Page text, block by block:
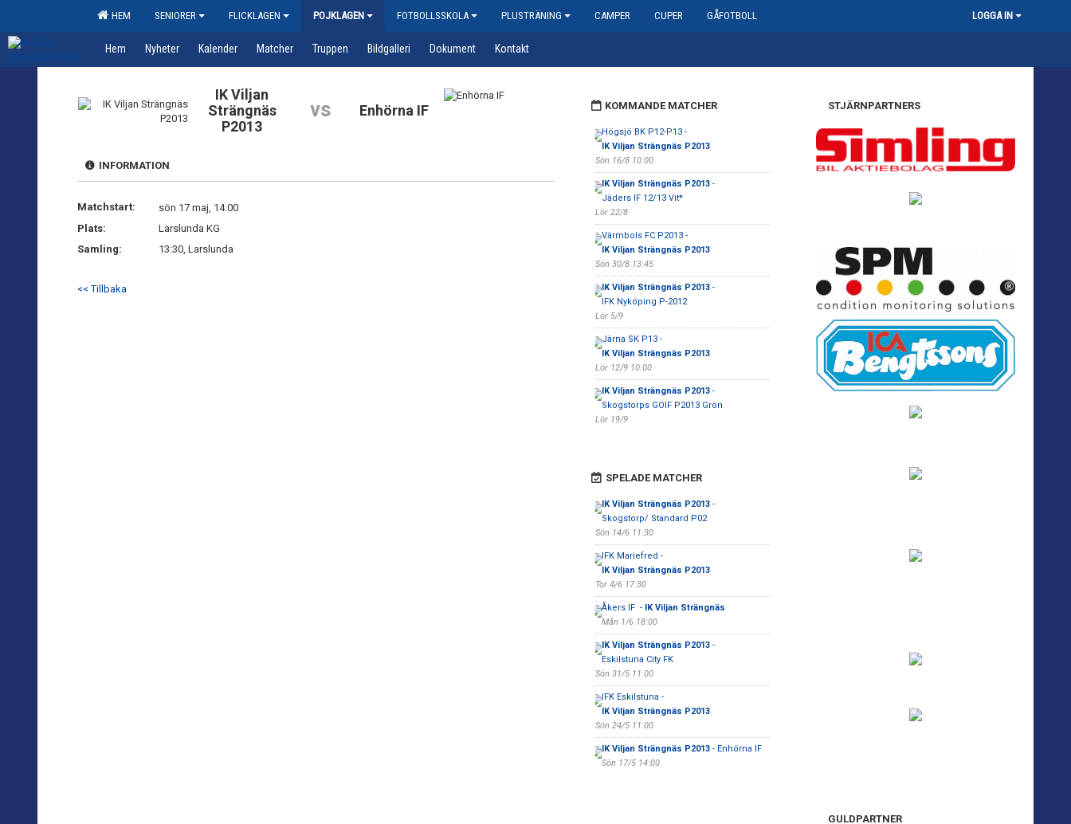
HEM SENIORER FLICKLAGEN POJKLAGEN FOTBOLLSSKOLA PLUSTRÄNING CAMPER CUPER GÅFOTBOLL LOGGA IN
Hem Nyheter Kalender Matcher Truppen Bildgalleri Dokument Kontakt
IK Viljan
Strängnäs
P2013
vs Enhörna IF
INFORMATION
Matchstart:
sön 17 maj, 14:00
Plats:
Larslunda KG
Samling:
13:30, Larslunda
<< Tillbaka
KOMMANDE MATCHER
Högsjö BK P12-P13 -
IK Viljan Strängnäs P2013
Sön 16/8 10:00
IK Viljan Strängnäs P2013-
Jäders IF 12/13 Vit*
Lör 22/8
Värmbols FC P2013 -
IK Viljan Strängnäs P2013
Sön 30/8 13:45
IK Viljan Strängnäs P2013-
IFK Nyköping P-2012
Lör 5/9
Järna SK P13 -
IK Viljan Strängnäs P2013
Lör 12/9 10:00
IK Viljan Strängnäs P2013-
Skogstorps GOIF P2013 Grön
Lör 19/9
SPELADE MATCHER
IK Viljan Strängnäs P2013-
Skogstorp/ Standard P02
Sön 14/6 11:30
IFK Mariefred -
IK Viljan Strängnäs P2013
Tor 4/6 17:30
Åkers IF - IK Viljan Strängnäs
Mån 1/6 18:00
IK Viljan Strängnäs P2013-
Eskilstuna City FK
Sön 31/5 11:00
IFK Eskilstuna -
IK Viljan Strängnäs P2013
Sön 24/5 11:00
IK Viljan Strängnäs P2013- Enhörna IF
Sön 17/5 14:00
STJÄRNPARTNERS
GULDPARTNER